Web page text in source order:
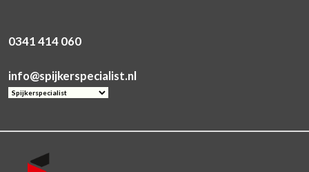
0341 414 060
info@spijkerspecialist.nl